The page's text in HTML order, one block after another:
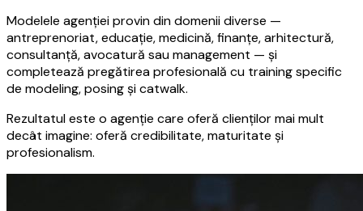
Modelele agenției provin din domenii diverse —
antreprenoriat, educație, medicină, finanțe, arhitectură,
consultanță, avocatură sau management — și
completează pregătirea profesională cu training specific
de modeling, posing și catwalk.
Rezultatul este o agenție care oferă clienților mai mult
decât imagine: oferă credibilitate, maturitate și
profesionalism.